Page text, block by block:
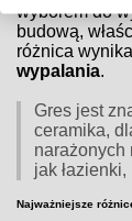
wyborem do
budową,
różnica
wypalania.
Gres jest
ceramika,
narażonych
jak
Najważniejsze